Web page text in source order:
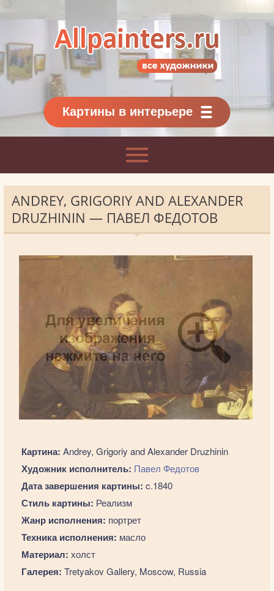
Картины классиков
и современников
Картины в интерьере
ANDREY, GRIGORIY AND ALEXANDER
DRUZHININ — ПАВЕЛ ФЕДОТОВ
Картина: Andrey, Grigoriy and Alexander Druzhinin
Художник исполнитель: Павел Федотов
Дата завершения картины: c.1840
Стиль картины: Реализм
Жанр исполнения: портрет
Техника исполнения: масло
Материал: холст
Галерея: Tretyakov Gallery, Moscow, Russia